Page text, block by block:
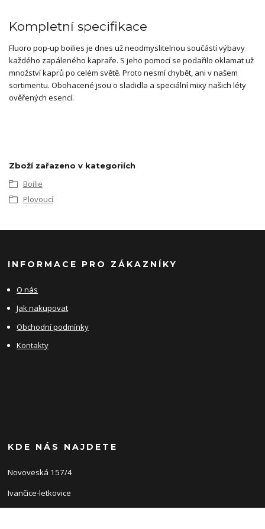
Kompletní specifikace
Fluoro pop-up boilies je dnes už neodmyslitelnou součástí výbavy
každého zapáleného kapraře. S jeho pomocí se podařilo oklamat už
množství kaprů po celém světě. Proto nesmí chybět, ani v našem
sortimentu. Obohacené jsou o sladidla a speciální mixy našich léty
ověřených esencí.
Zboží zařazeno v kategoriích
Boilie
Plovoucí
INFORMACE PRO ZÁKAZNÍKY
O nás
Jak nakupovat
Obchodní podmínky
Kontakty
KDE NÁS NAJDETE
Novoveská 157/4
Ivančice-letkovice